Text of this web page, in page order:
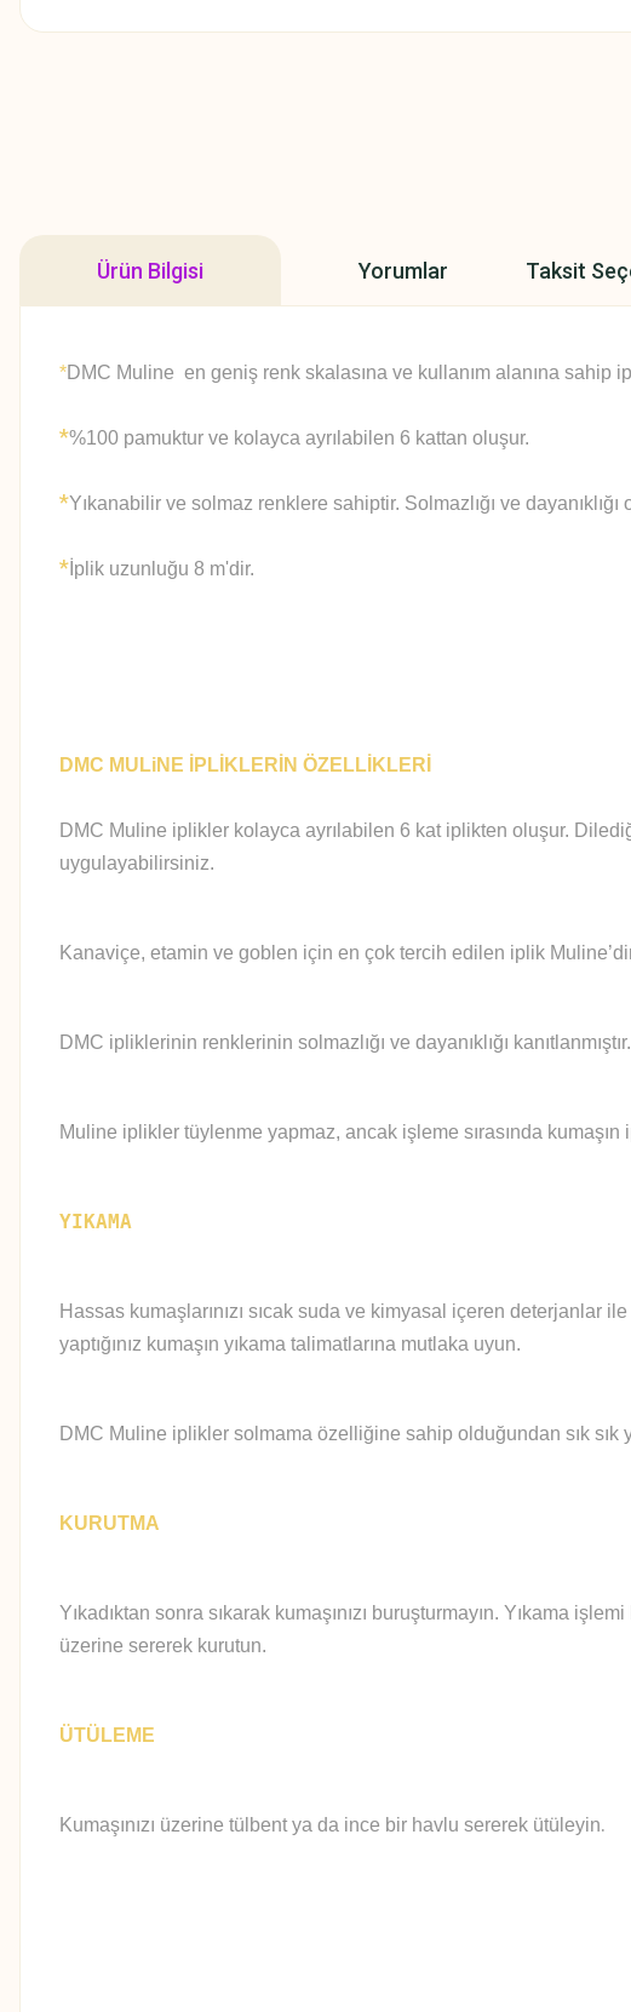
Ürün Bilgisi Yorumlar Taksit
*DMC Muline en geniş renk skalasına ve kullanım alanına sahip
*%100 pamuktur ve kolayca ayrılabilen 6 kattan oluşur.
*Yıkanabilir ve solmaz renklere sahiptir. Solmazlığı ve dayanıklığı
* İplik uzunluğu 8 m'dir.
DMC MULiNE İPLİKLERİN ÖZELLİKLERİ
DMC Muline iplikler kolayca ayrılabilen 6 kat iplikten oluşur. Diledi
uygulayabilirsiniz.
Kanaviçe, etamin ve goblen için en çok tercih edilen iplik
DMC ipliklerinin renklerinin solmazlığı ve dayanıklığı
Muline iplikler tüylenme yapmaz, ancak işleme sırasında
YIKAMA
Hassas kumaşlarınızı sıcak suda ve kimyasal içeren deterjanlar
yaptığınız kumaşın yıkama talimatlarına mutlaka uyun.
DMC Muline iplikler solmama özelliğine sahip olduğundan sık sık
KURUTMA
Yıkadıktan sonra sıkarak kumaşınızı buruşturmayın. Yıkama
üzerine sererek kurutun.
ÜTÜLEME
Kumaşınızı üzerine tülbent ya da ince bir havlu sererek ütüleyin.